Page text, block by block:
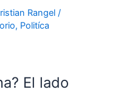
Rangel /
, Politíca
El lado